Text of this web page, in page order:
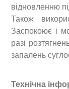
відновленню
Також
Заспокоює і
разі
запалень
Технічна